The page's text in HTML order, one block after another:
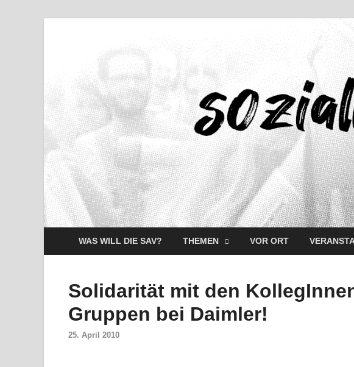
WAS WILL DIE SAV? THEMEN VOR ORT
Solidarität mit den
Gruppen bei Daimler!
25. April 2010